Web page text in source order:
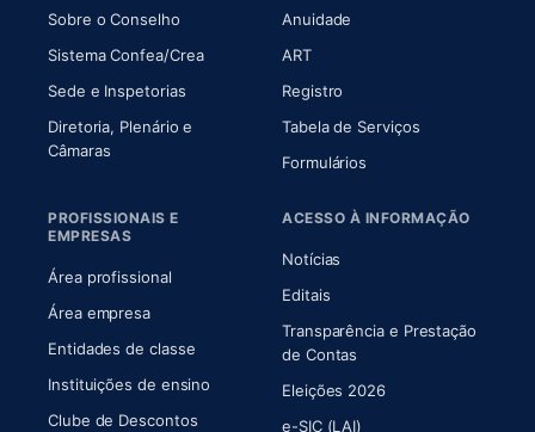
Sobre o Conselho(abre em nova aba)
Sistema Confea/Crea(abre em nova aba)
Sede e Inspetorias
Diretoria, Plenário e
Câmaras(abre em nova aba)
Anuidade
ART(abre em nova aba)
Registro
Tabela de Serviços
Formulários
PROFISSIONAIS E
EMPRESAS
Área profissional
Área empresa
Entidades de classe
Instituições de ensino
Clube de Descontos
ACESSO À INFORMAÇÃO
Notícias
Editais
Transparência e Prestação
de Contas
Eleições 2026
e-SIC (LAI)